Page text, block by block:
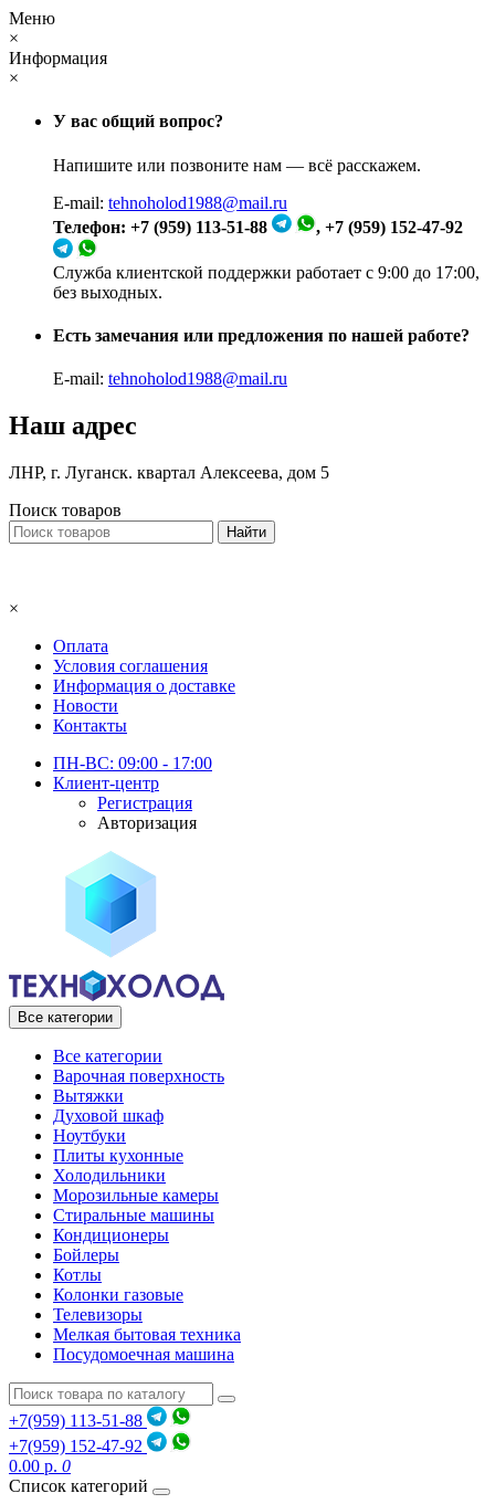
Меню
×
Информация
×
У вас общий вопрос?
Напишите или позвоните нам — всё расскажем.
E-mail: tehnoholod1988@mail.ru
Телефон: +7 (959) 113-51-88
, +7 (959) 152-47-92
Служба клиентской поддержки работает с 9:00 до 17:00,
без выходных.
Есть замечания или предложения по нашей работе?
E-mail: tehnoholod1988@mail.ru
Наш адрес
ЛНР, г. Луганск. квартал Алексеева, дом 5
Поиск товаров
×
Оплата
Условия соглашения
Информация о доставке
Новости
Контакты
ПН-ВС: 09:00 - 17:00
Клиент-центр
Регистрация
Авторизация
Все категории
Все категории
Варочная поверхность
Вытяжки
Духовой шкаф
Ноутбуки
Плиты кухонные
Холодильники
Морозильные камеры
Стиральные машины
Кондиционеры
Бойлеры
Котлы
Колонки газовые
Телевизоры
Мелкая бытовая техника
Посудомоечная машина
+7(959) 113-51-88
+7(959) 152-47-92
0.00 р. 0
Список категорий